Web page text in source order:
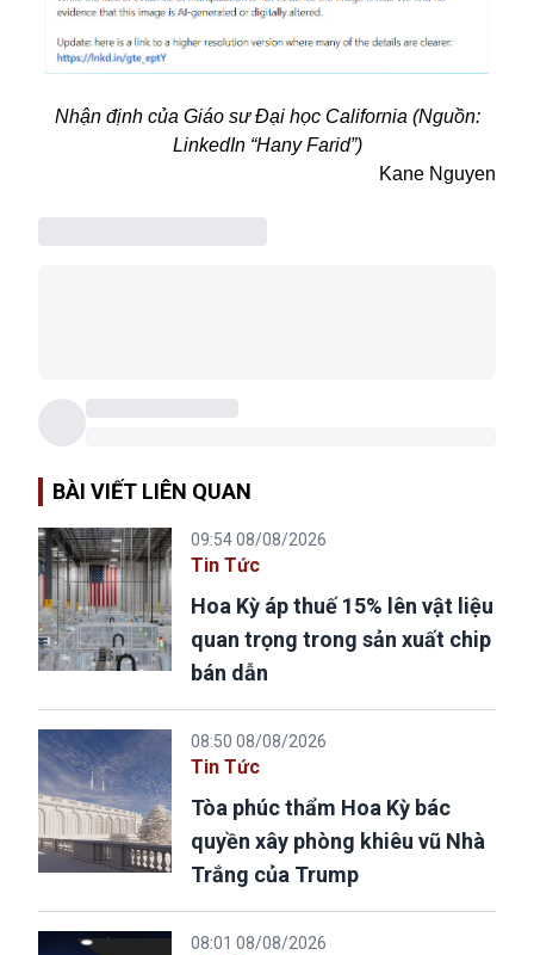
Nhận định của Giáo sư Đại học California (Nguồn:
LinkedIn “Hany Farid”)
Kane Nguyen
BÀI VIẾT LIÊN QUAN
09:54 08/08/2026
Tin Tức
Hoa Kỳ áp thuế 15% lên vật liệu
quan trọng trong sản xuất chip
bán dẫn
08:50 08/08/2026
Tin Tức
Tòa phúc thẩm Hoa Kỳ bác
quyền xây phòng khiêu vũ Nhà
Trắng của Trump
08:01 08/08/2026